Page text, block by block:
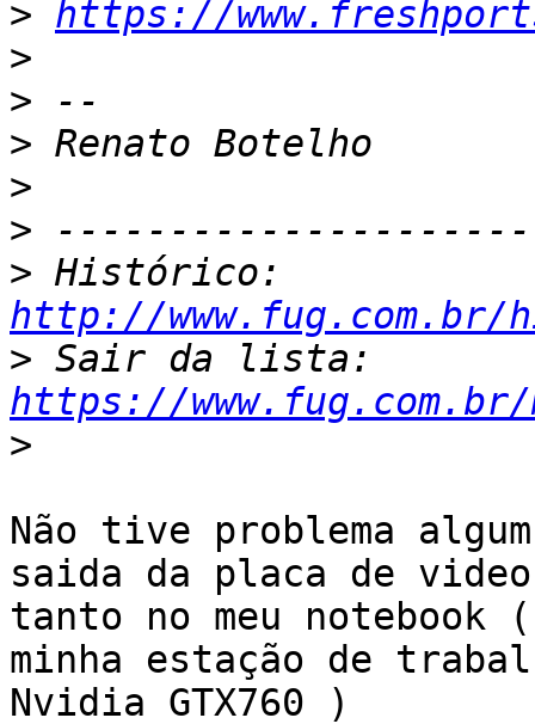
> https://
>
>
>
>
>
>
http://
>
https://
>
Não tive problema
saida da placa de
tanto no meu notebook
minha estação de
Nvidia GTX760 )